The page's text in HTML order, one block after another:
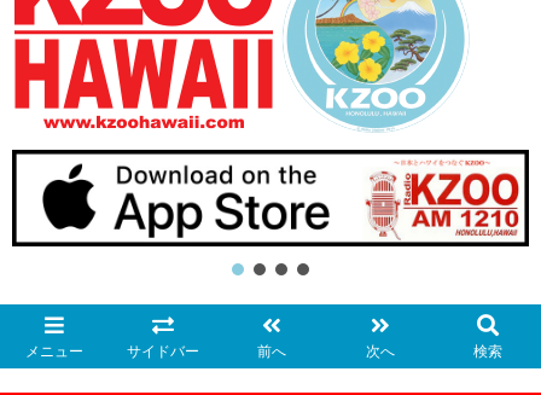
メニュー サイドバー 前へ 次へ 検索